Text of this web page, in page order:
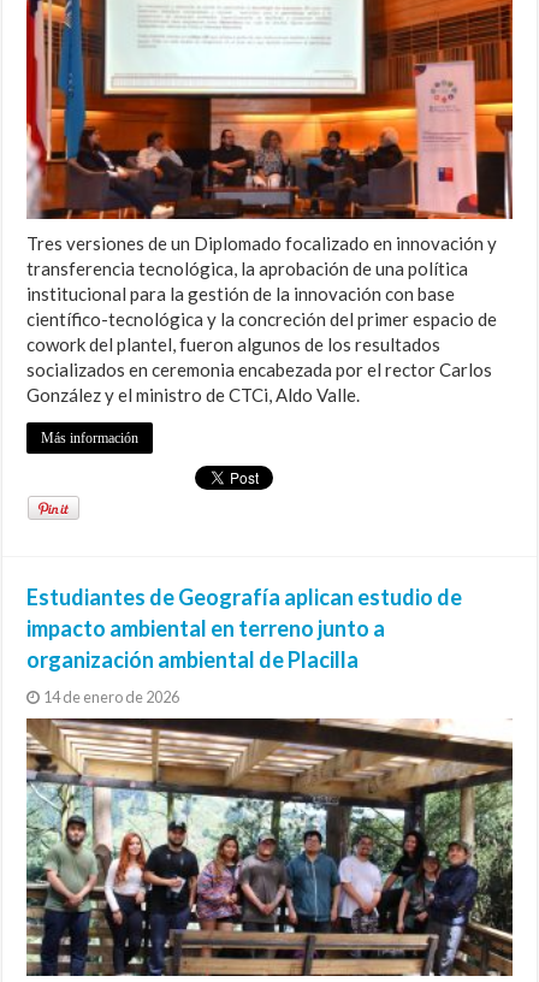
Tres versiones de un Diplomado focalizado en innovación y
transferencia tecnológica, la aprobación de una política
institucional para la gestión de la innovación con base
científico-tecnológica y la concreción del primer espacio de
cowork del plantel, fueron algunos de los resultados
socializados en ceremonia encabezada por el rector Carlos
González y el ministro de CTCi, Aldo Valle.
Más información
Estudiantes de Geografía aplican estudio de
impacto ambiental en terreno junto a
organización ambiental de Placilla
14 de enero de 2026